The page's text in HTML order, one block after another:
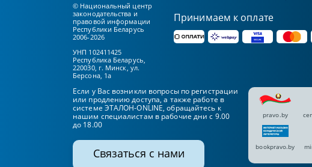
© Национальный центр
законодательства и
правовой информации
Республики Беларусь
2006-2026
УНП 102411425
Республика Беларусь,
220030, г. Минск, ул.
Берсона, 1а
Принимаем к оплате
Если у Вас возникли вопросы по регистрации
или продлению доступа, а также работе в
системе ЭТАЛОН-ONLINE, обращайтесь к
нашим специалистам в рабочие дни с 9.00
до 18.00
Связаться с нами
pravo.by
bookpravo.by